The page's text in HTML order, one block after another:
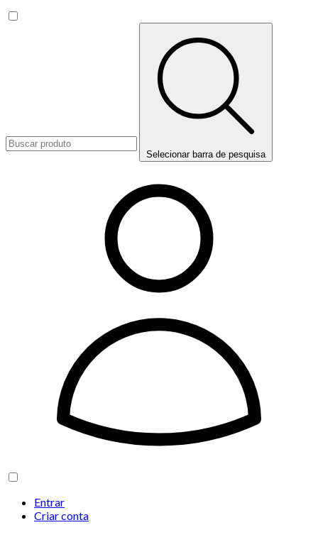
Selecionar barra de pesquisa
Entrar
Criar conta